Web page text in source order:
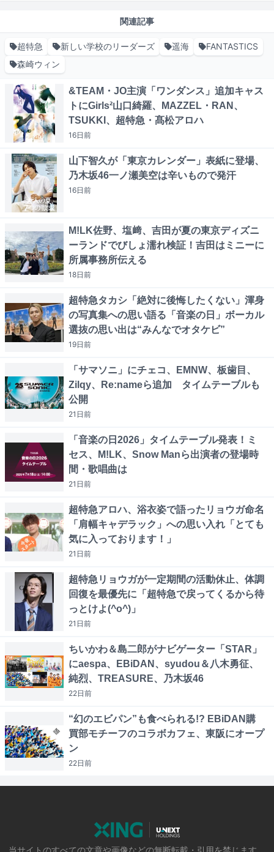
関連記事
超特急 新しい学校のリーダーズ 遥海
FANTASTICS
森崎ウィン
&TEAM・JO主演「ワンダンス」追加キャス
トにGirls²山口綺羅、MAZZEL・RAN、
TSUKKI、超特急・髙松アロハ
16日前
山下智久が「東京カレンダー」表紙に登場、
乃木坂46一ノ瀬美空は辛いもので発汗
16日前
M!LK佐野、塩﨑、吉田が夏の東京ディズニ
ーランドでびしょ濡れ検証！吉田はミニーに
所属事務所伝える
18日前
超特急タカシ「絶対に後悔したくない」渾身
の写真集への思い語る「音楽の日」ボーカル
選抜の思い出は“みんなでオタケビ”
19日前
「サマソニ」にチェコ、EMNW、板歯目、
Zilqy、Re:nameら追加 タイムテーブルも
公開
21日前
「音楽の日2026」タイムテーブル発表！ミ
セス、M!LK、Snow Manら出演者の登場時
間・歌唱曲は
21日前
超特急アロハ、浴衣姿で語ったリョウガ命名
「肩幅キャデラック」への思い入れ「とても
気に入っております！」
21日前
超特急リョウガが一定期間の活動休止、体調
回復を最優先に「超特急で戻ってくるから待
っとけよ(^o^)」
21日前
ちいかわ＆島二郎がナビゲーター「STAR」
にaespa、EBiDAN、syudou＆八木勇征、
純烈、TREASURE、乃木坂46
22日前
“幻のエビパン”も食べられる!? EBiDAN購
買部モチーフのコラボカフェ、東阪にオープ
ン
22日前
当サイトのすべての文章や画像などの無断転載・引用を禁じます。